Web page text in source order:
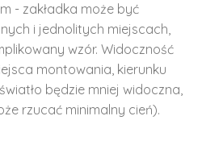
- zakładka może być
i jednolitych miejscach,
wzór. Widoczność
montowania, kierunku
będzie mniej widoczna,
rzucać minimalny cień).